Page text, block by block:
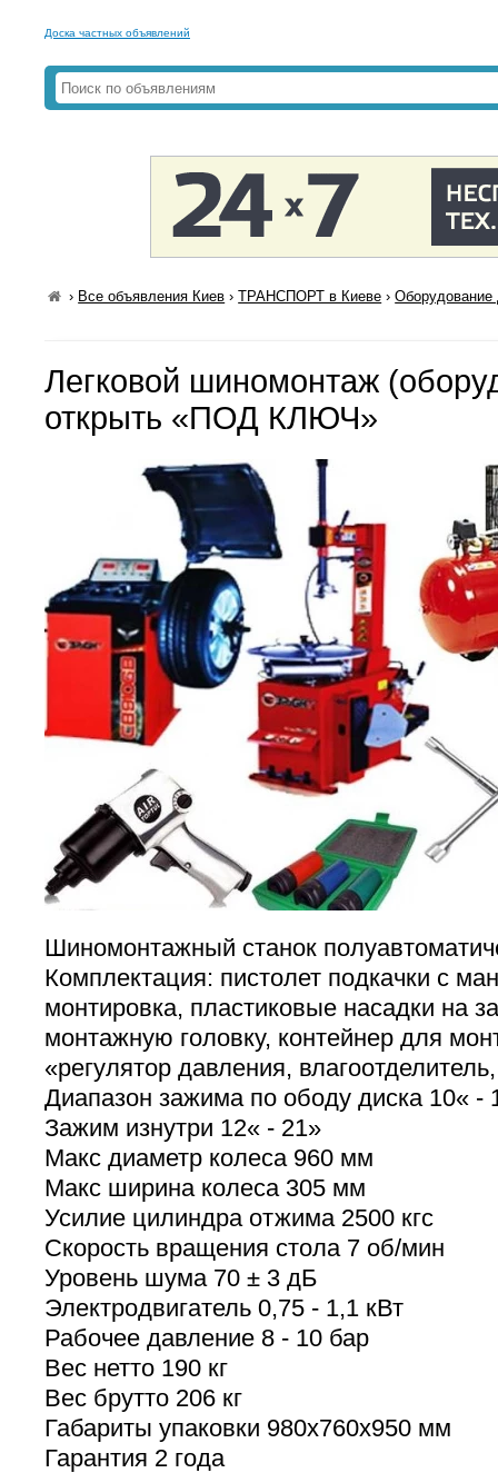
Доска частных объявлений
› Все объявления Киев ›ТРАНСПОРТ в Киеве ›Оборудование
Легковой шиномонтаж
открыть «ПОД КЛЮЧ»
Шиномонтажный станок
Комплектация: пистолет подкачки с
монтировка, пластиковые насадки на
монтажную головку, контейнер для
«регулятор давления,
Диапазон зажима по ободу диска 10« -
Зажим изнутри 12« - 21»
Макс диаметр колеса 960 мм
Макс ширина колеса 305 мм
Усилие цилиндра отжима 2500 кгс
Скорость вращения стола 7 об/мин
Уровень шума 70 ± 3 дБ
Электродвигатель 0,75 - 1,1 кВт
Рабочее давление 8 - 10 бар
Вес нетто 190 кг
Вес брутто 206 кг
Габариты упаковки 980х760х950 мм
Гарантия 2 года